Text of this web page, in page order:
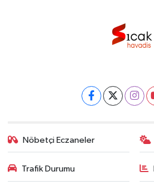
Nöbetçi Eczaneler
Trafik Durumu